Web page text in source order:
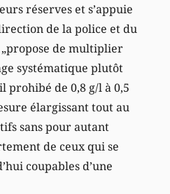
réserves et s’appuie
de la police et du
de multiplier
systématique plutôt
prohibé de 0,8 g/l à 0,5
élargissant tout au
sans pour autant
de ceux qui se
coupables d’une